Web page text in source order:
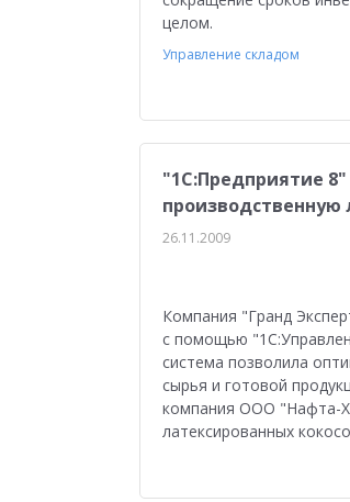
целом.
Управление складом
"1С:Предприятие
26.11.2009
Компания "Гранд
с помощью
система позволила
сырья и готовой
компания ООО "Нафта-
латексированных